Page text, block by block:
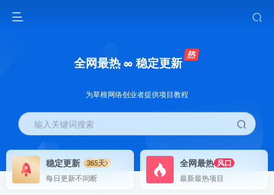
全网最热 ∞ 稳定更新
为草根网络创业者提供项目教程
输入关键词搜索
稳定更新
365天
每日更新不间断
全网最热 风口
最新最热项目